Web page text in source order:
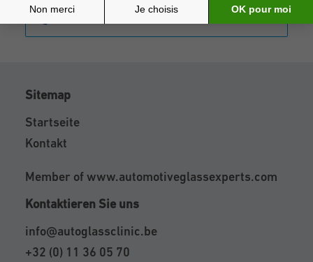
Sitemap
Startseite
Kontakt
Member ofwww.automotiveglassexperts.com
Kontaktieren Sie uns
info@autoglassclinic.be
+32 (0) 11 36 05 70